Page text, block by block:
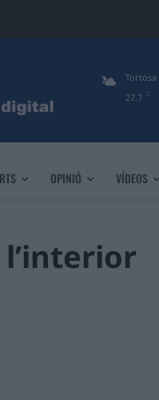
27.7 C
Tortosa
OPINIÓ VÍDEOS